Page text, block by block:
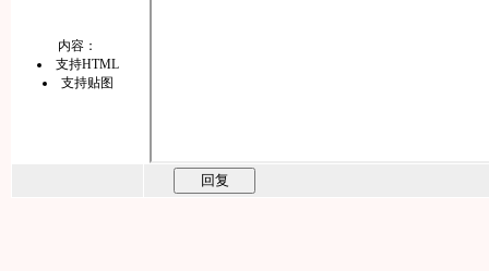
内容：
支持HTML
支持贴图